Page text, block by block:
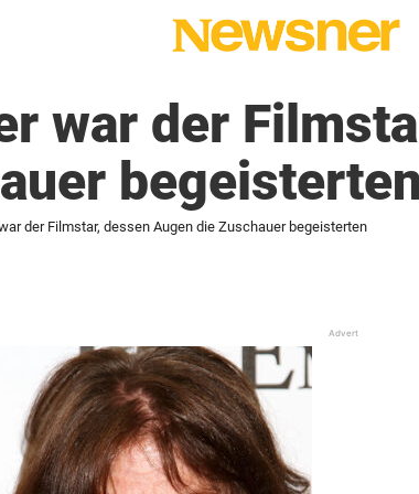
war der
begeisterten
der Filmstar, dessen Augen die Zuschauer begeisterten